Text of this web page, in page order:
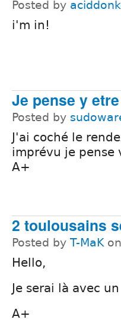
Posted by
i'm in!
Je pense y etre
Posted by
J'ai coché le
imprévu je pense
A+
2 toulousains
Posted by T-MaK
Hello,
Je serai là avec
A+